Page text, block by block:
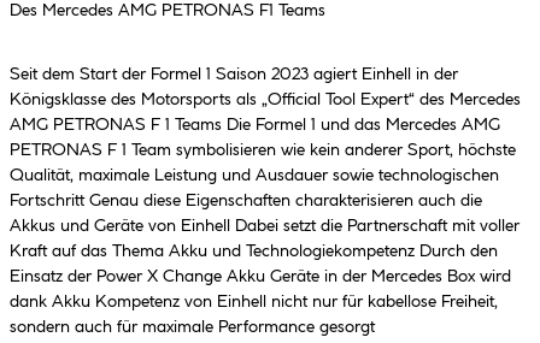
Des Mercedes AMG PETRONAS F1 Teams
Seit dem Start der Formel 1 Saison 2023 agiert Einhell in der
Königsklasse des Motorsports als „Official Tool Expert“ des Mercedes
AMG PETRONAS F 1 Teams Die Formel 1 und das Mercedes AMG
PETRONAS F 1 Team symbolisieren wie kein anderer Sport, höchste
Qualität, maximale Leistung und Ausdauer sowie technologischen
Fortschritt Genau diese Eigenschaften charakterisieren auch die
Akkus und Geräte von Einhell Dabei setzt die Partnerschaft mit voller
Kraft auf das Thema Akku und Technologiekompetenz Durch den
Einsatz der Power X Change Akku Geräte in der Mercedes Box wird
dank Akku Kompetenz von Einhell nicht nur für kabellose Freiheit,
sondern auch für maximale Performance gesorgt